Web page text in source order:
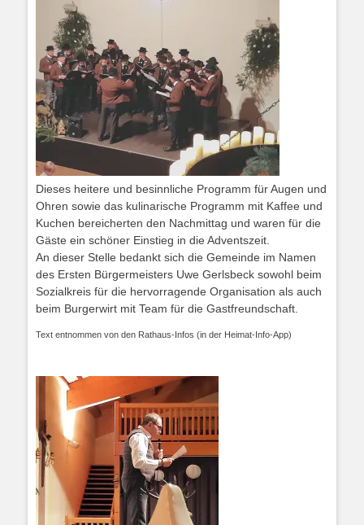
Dieses heitere und besinnliche Programm für Augen und
Ohren sowie das kulinarische Programm mit Kaffee und
Kuchen bereicherten den Nachmittag und waren für die
Gäste ein schöner Einstieg in die Adventszeit.
An dieser Stelle bedankt sich die Gemeinde im Namen
des Ersten Bürgermeisters Uwe Gerlsbeck sowohl beim
Sozialkreis für die hervorragende Organisation als auch
beim Burgerwirt mit Team für die Gastfreundschaft.
Text entnommen von den Rathaus-Infos (in der Heimat-Info-App)